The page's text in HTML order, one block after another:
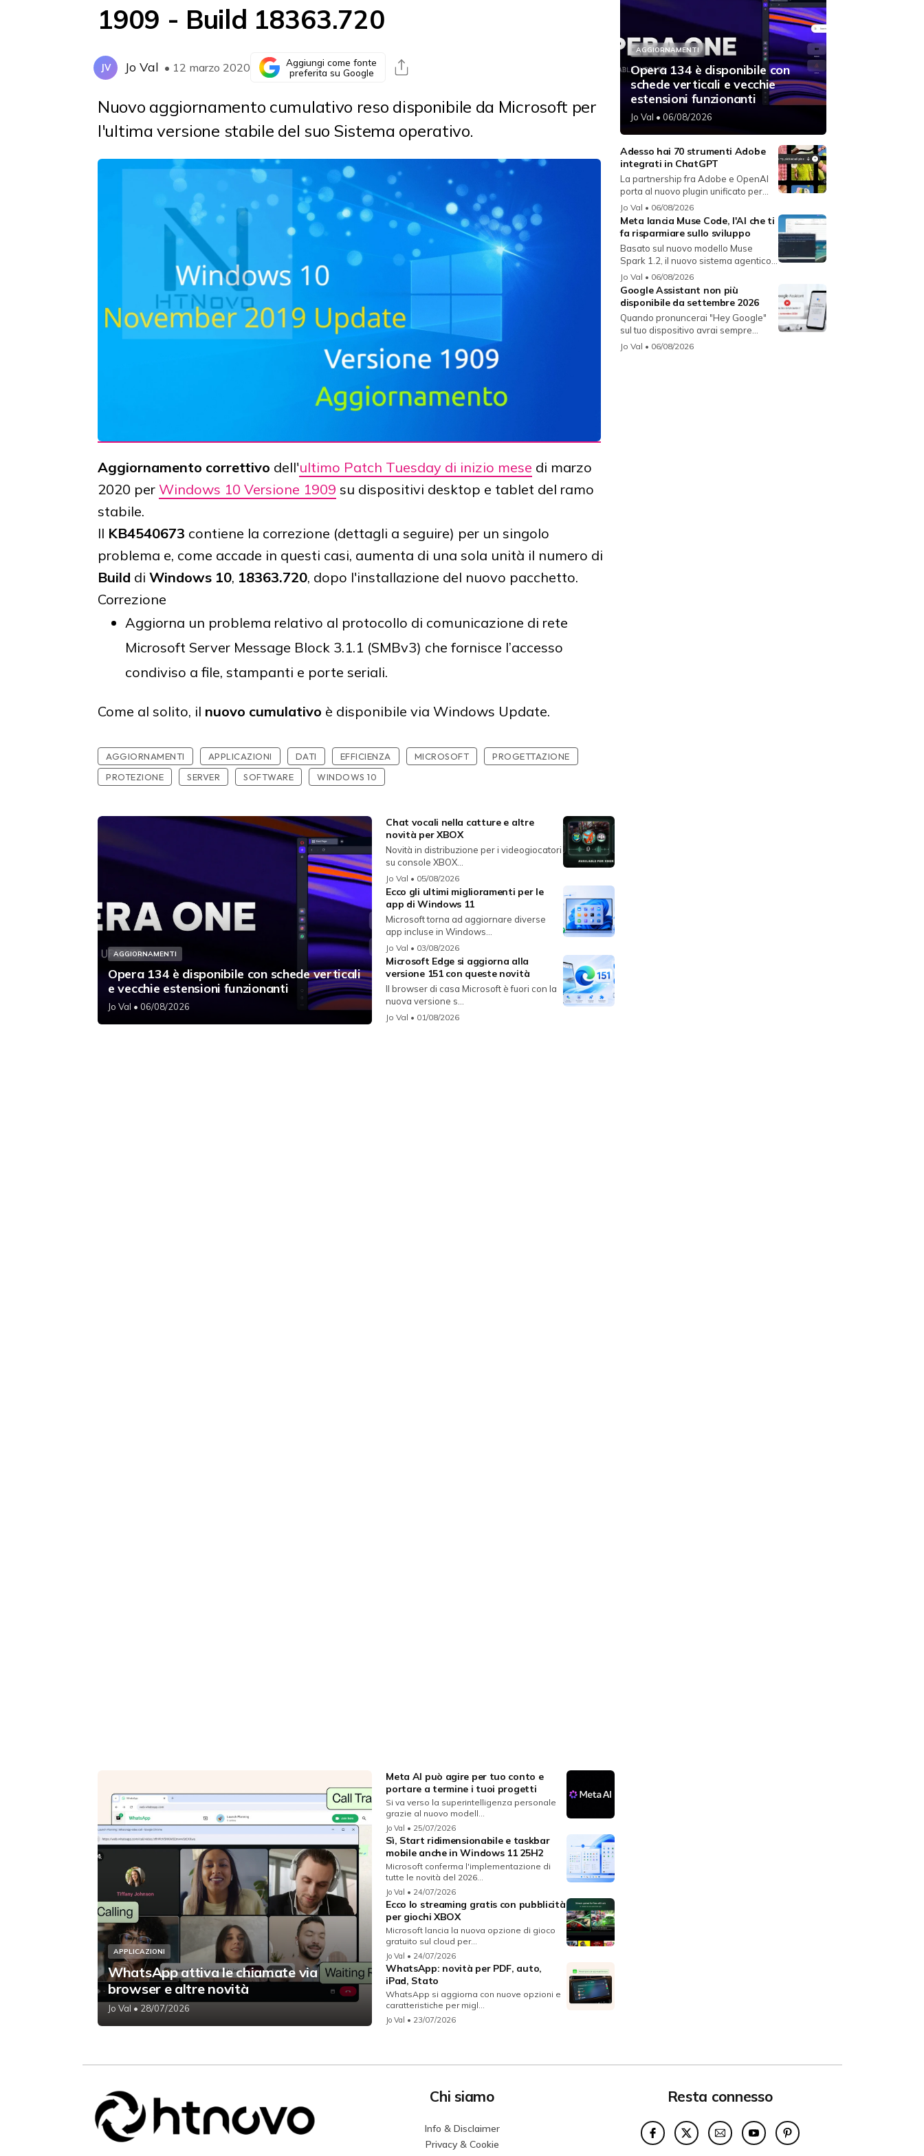
1909 - Build 18363.720
JV Jo Val • 12 marzo 2020
Aggiungi come fonte
preferita su Google
Nuovo aggiornamento cumulativo reso disponibile da Microsoft per
l'ultima versione stabile del suo Sistema operativo.
Aggiornamento correttivo dell'ultimo Patch Tuesday di inizio mese di marzo
2020 per Windows 10 Versione 1909 su dispositivi desktop e tablet del ramo
stabile.
Il KB4540673 contiene la correzione (dettagli a seguire) per un singolo
problema e, come accade in questi casi, aumenta di una sola unità il numero di
Build di Windows 10, 18363.720, dopo l'installazione del nuovo pacchetto.
Correzione
Aggiorna un problema relativo al protocollo di comunicazione di rete
Microsoft Server Message Block 3.1.1 (SMBv3) che fornisce l’accesso
condiviso a file, stampanti e porte seriali.
Come al solito, il nuovo cumulativo è disponibile via Windows Update.
AGGIORNAMENTI APPLICAZIONI DATI EFFICIENZA MICROSOFT
PROGETTAZIONE
PROTEZIONE
SERVER SOFTWARE WINDOWS 10
AGGIORNAMENTI
Opera 134 è disponibile con schede verticali
e vecchie estensioni funzionanti
Jo Val • 06/08/2026
Chat vocali nella catture e altre
novità per XBOX
Novità in distribuzione per i videogiocatori
su console XBOX...
Jo Val • 05/08/2026
Ecco gli ultimi miglioramenti per le
app di Windows 11
Microsoft torna ad aggiornare diverse
app incluse in Windows...
Jo Val • 03/08/2026
Microsoft Edge si aggiorna alla
versione 151 con queste novità
Il browser di casa Microsoft è fuori con la
nuova versione s...
Jo Val • 01/08/2026
APPLICAZIONI
WhatsApp attiva le chiamate via
browser e altre novità
Jo Val • 28/07/2026
Meta AI può agire per tuo conto e
portare a termine i tuoi progetti
Si va verso la superintelligenza personale
grazie al nuovo modell...
Jo Val • 25/07/2026
Sì, Start ridimensionabile e taskbar
mobile anche in Windows 11 25H2
Microsoft conferma l'implementazione di
tutte le novità del 2026...
Jo Val • 24/07/2026
Ecco lo streaming gratis con pubblicità
per giochi XBOX
Microsoft lancia la nuova opzione di gioco
gratuito sul cloud per...
Jo Val • 24/07/2026
WhatsApp: novità per PDF, auto,
iPad, Stato
WhatsApp si aggiorna con nuove opzioni e
caratteristiche per migl...
Jo Val • 23/07/2026
AGGIORNAMENTI
Opera 134 è disponibile con
schede verticali e vecchie
estensioni funzionanti
Jo Val • 06/08/2026
Adesso hai 70 strumenti Adobe
integrati in ChatGPT
La partnership fra Adobe e OpenAI
porta al nuovo plugin unificato per...
Jo Val • 06/08/2026
Meta lancia Muse Code, l'AI che ti
fa risparmiare sullo sviluppo
Basato sul nuovo modello Muse
Spark 1.2, il nuovo sistema agentico
fun...
Jo Val • 06/08/2026
Google Assistant non più
disponibile da settembre 2026
Quando pronuncerai "Hey Google"
sul tuo dispositivo avrai sempre
Gemin...
Jo Val • 06/08/2026
Chi siamo
Info & Disclaimer
Privacy & Cookie
Resta connesso